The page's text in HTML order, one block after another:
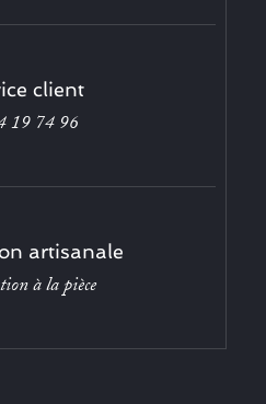
client
19 74 96
artisanale
à la pièce